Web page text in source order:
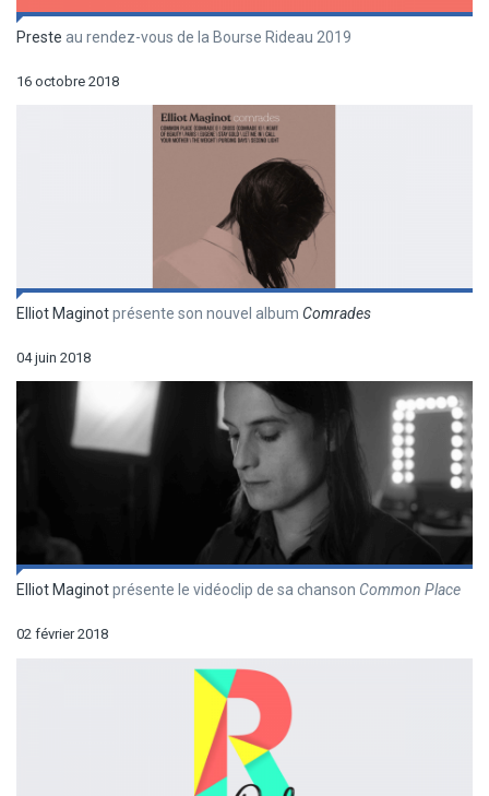
Preste au rendez-vous de la Bourse Rideau 2019
16 octobre 2018
Elliot Maginotprésente son nouvel album Comrades
04 juin 2018
Elliot Maginotprésente le vidéoclip de sa chanson Common Place
02 février 2018